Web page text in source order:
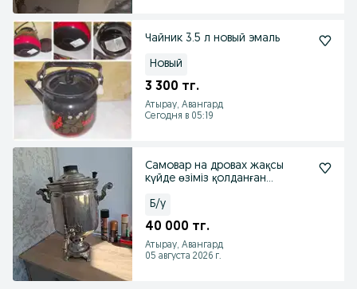
Чайник 3.5 л новый эмаль
Новый
3 300 тг.
Атырау, Авангард
Сегодня в 05:19
Самовар на дровах жақсы
күйде өзіміз қолданған
Б/у
40 000 тг.
Атырау, Авангард
05 августа 2026 г.